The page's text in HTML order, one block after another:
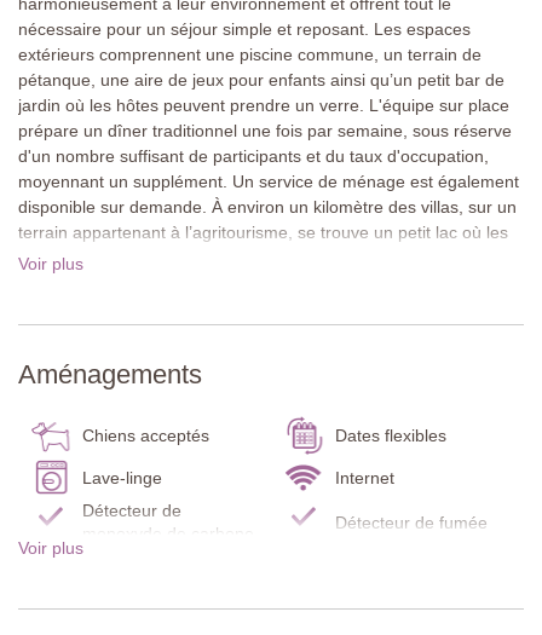
harmonieusement à leur environnement et offrent tout le
nécessaire pour un séjour simple et reposant. Les espaces
extérieurs comprennent une piscine commune, un terrain de
pétanque, une aire de jeux pour enfants ainsi qu’un petit bar de
jardin où les hôtes peuvent prendre un verre. L'équipe sur place
prépare un dîner traditionnel une fois par semaine, sous réserve
d'un nombre suffisant de participants et du taux d'occupation,
moyennant un supplément. Un service de ménage est également
disponible sur demande. À environ un kilomètre des villas, sur un
terrain appartenant à l’agritourisme, se trouve un petit lac où les
hôtes peuvent pêcher avec leur propre équipement.
15 minutes et offre un plus large choix de restaurants, bars et
commerces. De plus grands supermarchés se trouvent à Colle di
Val d’Elsa et le sentier de randonnée SentierElsa sont parfaits
pour les promenades et les pique-niques. Sienne, San Gimignano
et Volterra sont accessibles en environ 45 minutes, tandis que la
côte toscane se trouve à un peu plus d’une heure.
À propos de cette villa
avec une loggia ombragée et un barbecue, idéal pour des repas
Voir plus
Aménagements
Chiens acceptés Dates flexibles
Lave-linge
Internet
Détecteur de
monoxyde de carbone
Détecteur de fumée
Voir plus